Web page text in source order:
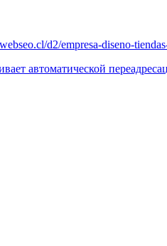
d2/empresa-diseno-
автоматической